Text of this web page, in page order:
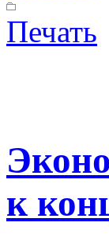
Печать
к